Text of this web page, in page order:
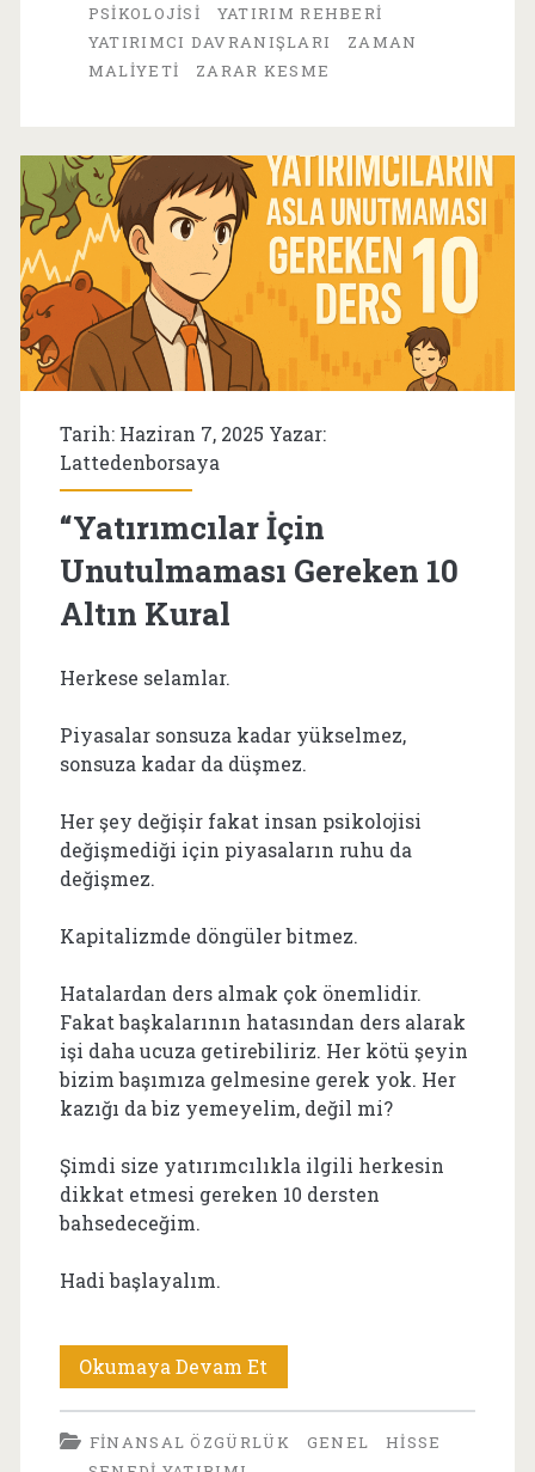
Kesme
Sırrı
PSIKOLOJISI
YATIRIM REHBERI
YATIRIMCI DAVRANIŞLARI
ZAMAN
MALIYETI
ZARAR KESME
Tarih: Haziran 7, 2025 Yazar:
Lattedenborsaya
“Yatırımcılar İçin
Unutulmaması Gereken 10
Altın Kural
Herkese selamlar.
Piyasalar sonsuza kadar yükselmez,
sonsuza kadar da düşmez.
Her şey değişir fakat insan psikolojisi
değişmediği için piyasaların ruhu da
değişmez.
Kapitalizmde döngüler bitmez.
Hatalardan ders almak çok önemlidir.
Fakat başkalarının hatasından ders alarak
işi daha ucuza getirebiliriz. Her kötü şeyin
bizim başımıza gelmesine gerek yok. Her
kazığı da biz yemeyelim, değil mi?
Şimdi size yatırımcılıkla ilgili herkesin
dikkat etmesi gereken 10 dersten
bahsedeceğim.
Hadi başlayalım.
Okumaya Devam Et
İçin
Unutulmaması
FINANSAL ÖZGÜRLÜK GENEL
HISSE